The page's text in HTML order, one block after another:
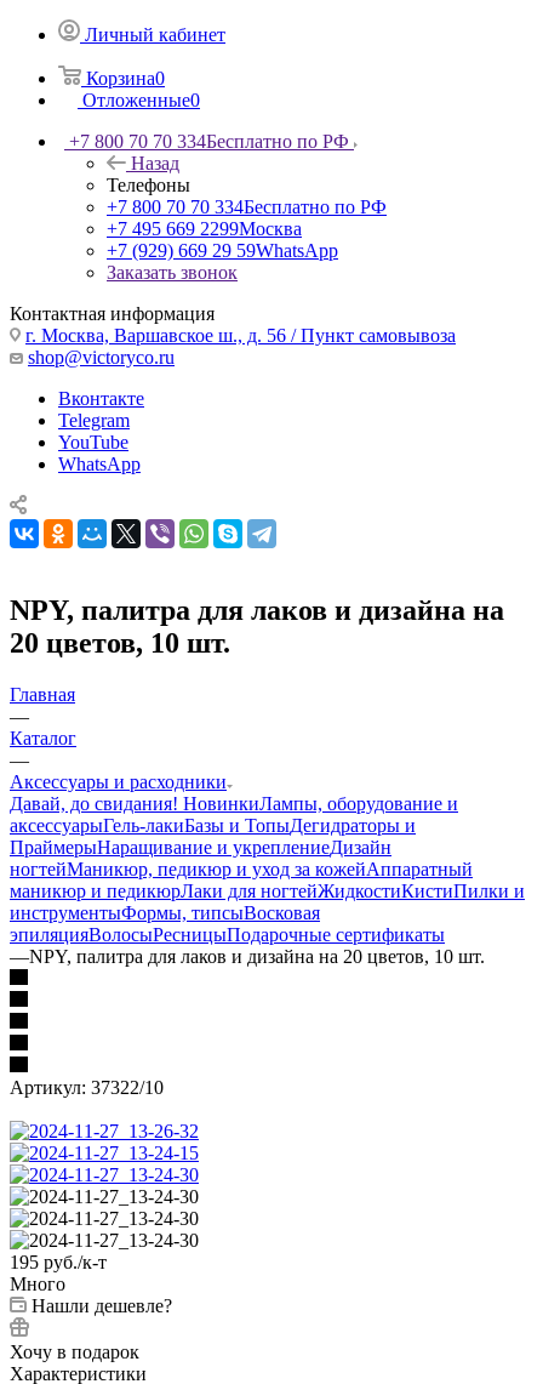
Личный кабинет
Корзина0
Отложенные0
+7 800 70 70 334Бесплатно по РФ
Назад
Телефоны
+7 800 70 70 334Бесплатно по РФ
+7 495 669 2299Москва
+7 (929) 669 29 59WhatsApp
Заказать звонок
Контактная информация
г. Москва, Варшавское ш., д. 56 / Пункт самовывоза
shop@victoryco.ru
Вконтакте
Telegram
YouTube
WhatsApp
NPY, палитра для лаков и дизайна на
20 цветов, 10 шт.
Главная
—
Каталог
—
Аксессуары и расходники
Давай, до свидания! НовинкиЛампы, оборудование и
аксессуарыГель-лакиБазы и ТопыДегидраторы и
ПраймерыНаращивание и укреплениеДизайн
ногтейМаникюр, педикюр и уход за кожейАппаратный
маникюр и педикюрЛаки для ногтейЖидкостиКистиПилки и
инструментыФормы, типсыВосковая
эпиляцияВолосыРесницыПодарочные сертификаты
—NPY, палитра для лаков и дизайна на 20 цветов, 10 шт.
Артикул: 37322/10
195 руб./к-т
Много
Нашли дешевле?
Хочу в подарок
Характеристики